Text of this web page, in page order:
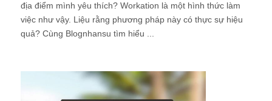
địa điểm mình yêu thích? Workation là một hình thức làm
việc như vậy. Liệu rằng phương pháp này có thực sự hiệu
quả? Cùng Blognhansu tìm hiểu ...